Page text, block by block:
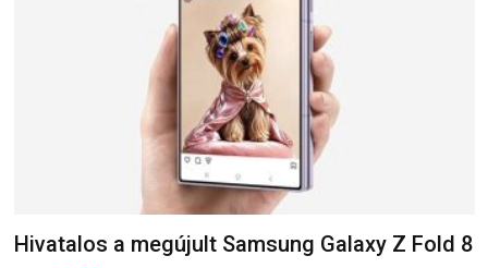
Hivatalos a megújult Samsung Galaxy Z Fold 8